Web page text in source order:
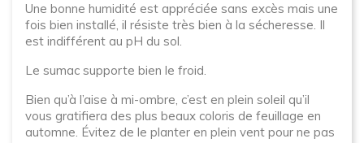
Une bonne humidité est appréciée sans excès mais une
fois bien installé, il résiste très bien à la sécheresse. Il
est indifférent au pH du sol.
Le sumac supporte bien le froid.
Bien qu’à l’aise à mi-ombre, c’est en plein soleil qu’il
vous gratifiera des plus beaux coloris de feuillage en
automne. Évitez de le planter en plein vent pour ne pas